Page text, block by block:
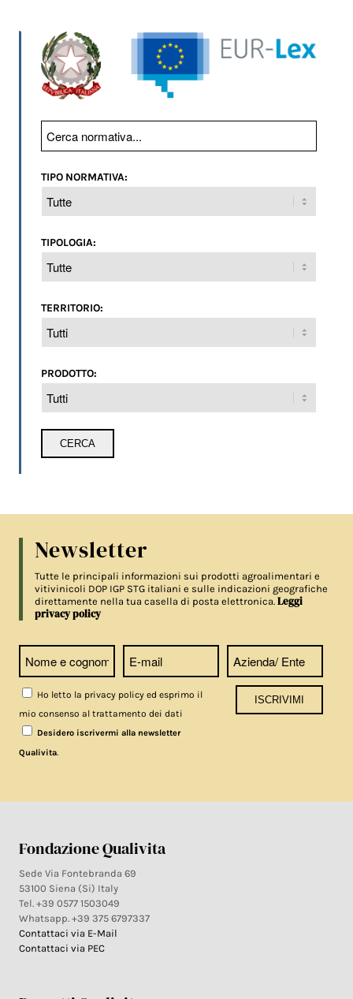
TIPO NORMATIVA:
TIPOLOGIA:
TERRITORIO:
PRODOTTO:
Newsletter
Tutte le principali informazioni sui prodotti agroalimentari e
vitivinicoli DOP IGP STG italiani e sulle indicazioni geografiche
direttamente nella tua casella di posta elettronica.Leggi
privacy policy
Ho letto la privacy policy ed esprimo il
mio consenso al trattamento dei dati
Desidero iscrivermi alla newsletter
Qualivita.
Fondazione Qualivita
Sede Via Fontebranda 69
53100 Siena (Si) Italy
Tel. +39 0577 1503049
Whatsapp. +39 375 6797337
Contattaci via E-Mail
Contattaci via PEC